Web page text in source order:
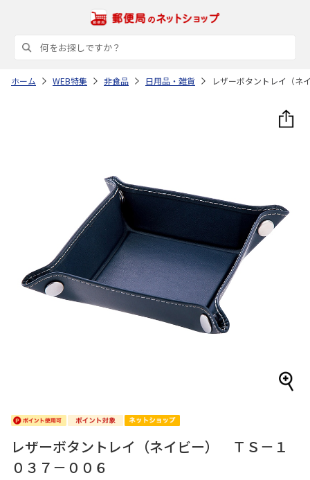
ホーム WEB特集 非食品 日用品・雑貨 レザーボタントレイ（
レザーボタントレイ（ネイビー） ＴＳ－１
０３７－００６